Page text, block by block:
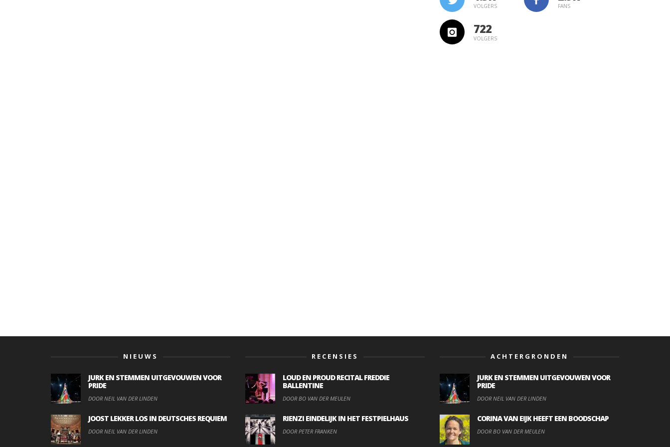
VOLGERS FANS
722
VOLGERS
NIEUWS
JURK EN STEMMEN UITGEVOUWEN VOOR
PRIDE
DOOR NEIL VAN DER LINDEN
JOOST LEKKER LOS IN DEUTSCHES REQUIEM
DOOR NEIL VAN DER LINDEN
RECENSIES
LOUD EN PROUD RECITAL FREDDIE
BALLENTINE
DOOR BO VAN DER MEULEN
RIENZI EINDELIJK IN HET FESTPIELHAUS
DOOR PETER FRANKEN
ACHTERGRONDEN
JURK EN STEMMEN UITGEVOUWEN VOOR
PRIDE
DOOR NEIL VAN DER LINDEN
CORINA VAN EIJK HEEFT EEN BOODSCHAP
DOOR BO VAN DER MEULEN